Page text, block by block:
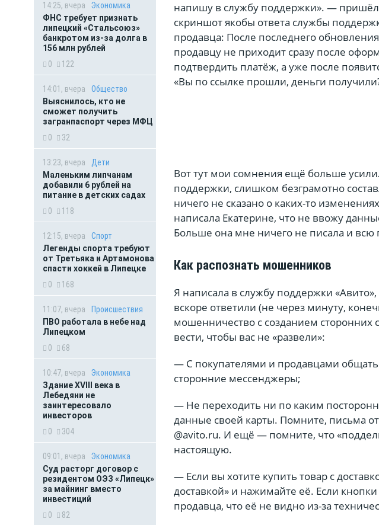
14:25, вчера
Экономика
ФНС требует признать
липецкий «Стальсоюз»
банкротом из-за долга в
156 млн рублей
0
122
14:01, вчера
Общество
Выяснилось, кто не
сможет получить
загранпаспорт через МФЦ
0
32
13:23, вчера
Дети
Маленьким липчанам
добавили 6 рублей на
питание в детских садах
0
118
12:15, вчера
Спорт
Легенды спорта требуют
от Третьяка и Артамонова
спасти хоккей в Липецке
0
168
11:07, вчера
Происшествия
ПВО работала в небе над
Липецком
0
68
10:47, вчера
Экономика
Здание XVIII века в
Лебедяни не
заинтересовало
инвесторов
0
304
09:01, вчера
Экономика
Суд расторг договор с
резидентом ОЭЗ «Липецк»
за майнинг вместо
инвестиций
0
82
напишу в службу поддержки». —
скриншот якобы ответа службы
продавца: После последнего
продавцу не приходит сразу после
подтвердить платёж, а уже после
«Вы по ссылке прошли, деньги
Вот тут мои сомнения ещё больше
поддержки, слишком безграмотно
ничего не сказано о каких-то
написала Екатерине, что не ввожу
Больше она мне ничего не писала и всю
Как распознать мошенников
Я написала в службу поддержки
вскоре ответили (не через минуту,
мошенничество с созданием сторонних
вести, чтобы вас не «развели»:
— С покупателями и продавцами
сторонние мессенджеры;
— Не переходить ни по каким
данные своей карты. Помните, письма
@avito.ru. И ещё — помните, что
настоящую.
— Если вы хотите купить товар с
доставкой» и нажимайте её. Если
продавца, что её не видно из-за